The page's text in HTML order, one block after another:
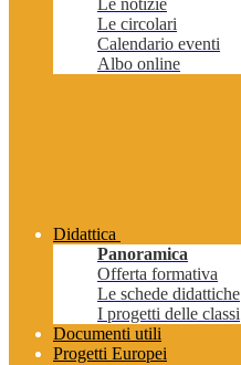
Le notizie
Le circolari
Calendario eventi
Albo online
Didattica
Panoramica
Offerta formativa
Le schede didattiche
I progetti delle classi
Documenti utili
Progetti Europei